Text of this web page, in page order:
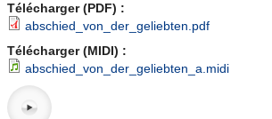
Télécharger (PDF) :
abschied_von_der_geliebten.pdf
Télécharger (MIDI) :
abschied_von_der_geliebten_a.midi